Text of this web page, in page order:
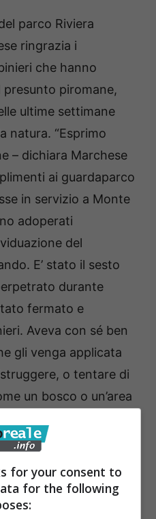
parco Riviera
ringrazia i
che hanno
piromane,
ultime settimane
natura. “Esprimo
– dichiara Marchese
ai guardaparco
in servizio a Monte
adoperati
del
E’ stato il sesto
durante
fermato e
Aveva con sé ben
gli venga applicata
o tentare di
un bosco o un’area
for your consent to
for the following